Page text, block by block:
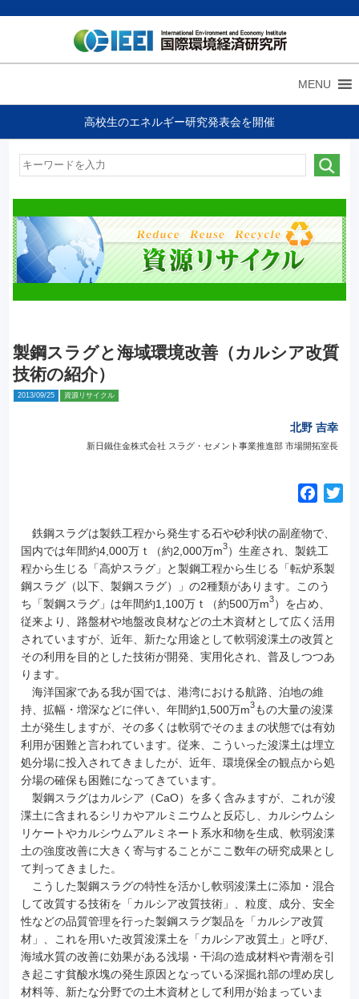
MENU
高校生のエネルギー研究発表会を開催
製鋼スラグと海域環境改善（カルシア改質
技術の紹介）
2013/09/25 資源リサイクル
北野 吉幸
新日鐵住金株式会社 スラグ・セメント事業推進部 市場開拓室長
c
e
b
o
o
k
鉄鋼スラグは製鉄工程から発生する石や砂利状の副産物で、
国内では年間約4,000万ｔ（約2,000万m3）生産され、製銑工
程から生じる「高炉スラグ」と製鋼工程から生じる「転炉系製
鋼スラグ（以下、製鋼スラグ）」の2種類があります。このう
ち「製鋼スラグ」は年間約1,100万ｔ（約500万m3）を占め、
従来より、路盤材や地盤改良材などの土木資材として広く活用
されていますが、近年、新たな用途として軟弱浚渫土の改質と
その利用を目的とした技術が開発、実用化され、普及しつつあ
ります。
海洋国家である我が国では、港湾における航路、泊地の維
持、拡幅・増深などに伴い、年間約1,500万m3もの大量の浚渫
土が発生しますが、その多くは軟弱でそのままの状態では有効
利用が困難と言われています。従来、こういった浚渫土は埋立
処分場に投入されてきましたが、近年、環境保全の観点から処
分場の確保も困難になってきています。
製鋼スラグはカルシア（CaO）を多く含みますが、これが浚
渫土に含まれるシリカやアルミニウムと反応し、カルシウムシ
リケートやカルシウムアルミネート系水和物を生成、軟弱浚渫
土の強度改善に大きく寄与することがここ数年の研究成果とし
て判ってきました。
こうした製鋼スラグの特性を活かし軟弱浚渫土に添加・混合
して改質する技術を「カルシア改質技術」、粒度、成分、安全
性などの品質管理を行った製鋼スラグ製品を「カルシア改質
材」、これを用いた改質浚渫土を「カルシア改質土」と呼び、
海域水質の改善に効果がある浅場・干潟の造成材料や青潮を引
き起こす貧酸水塊の発生原因となっている深掘れ部の埋め戻し
材料等、新たな分野での土木資材として利用が始まっていま